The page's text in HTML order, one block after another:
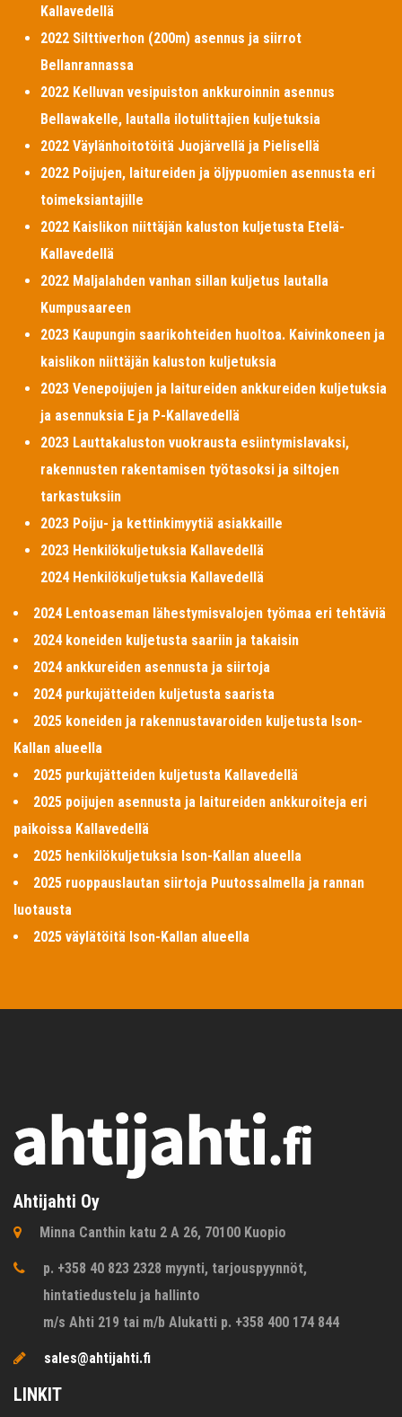
Kallavedellä
2022 Silttiverhon (200m) asennus ja siirrot
Bellanrannassa
2022 Kelluvan vesipuiston ankkuroinnin asennus
Bellawakelle, lautalla ilotulittajien kuljetuksia
2022 Väylänhoitotöitä Juojärvellä ja Pielisellä
2022 Poijujen, laitureiden ja öljypuomien asennusta eri
toimeksiantajille
2022 Kaislikon niittäjän kaluston kuljetusta Etelä-
Kallavedellä
2022 Maljalahden vanhan sillan kuljetus lautalla
Kumpusaareen
2023 Kaupungin saarikohteiden huoltoa. Kaivinkoneen ja
kaislikon niittäjän kaluston kuljetuksia
2023 Venepoijujen ja laitureiden ankkureiden kuljetuksia
ja asennuksia E ja P-Kallavedellä
2023 Lauttakaluston vuokrausta esiintymislavaksi,
rakennusten rakentamisen työtasoksi ja siltojen
tarkastuksiin
2023 Poiju- ja kettinkimyytiä asiakkaille
2023 Henkilökuljetuksia Kallavedellä
2024 Henkilökuljetuksia Kallavedellä
2024 Lentoaseman lähestymisvalojen työmaa eri tehtäviä
2024 koneiden kuljetusta saariin ja takaisin
2024 ankkureiden asennusta ja siirtoja
2024 purkujätteiden kuljetusta saarista
2025 koneiden ja rakennustavaroiden kuljetusta Ison-
Kallan alueella
2025 purkujätteiden kuljetusta Kallavedellä
2025 poijujen asennusta ja laitureiden ankkuroiteja eri
paikoissa Kallavedellä
2025 henkilökuljetuksia Ison-Kallan alueella
2025 ruoppauslautan siirtoja Puutossalmella ja rannan
luotausta
2025 väylätöitä Ison-Kallan alueella
Ahtijahti Oy
Minna Canthin katu 2 A 26, 70100 Kuopio
p. +358 40 823 2328 myynti, tarjouspyynnöt,
hintatiedustelu ja hallinto
m/s Ahti 219 tai m/b Alukatti p. +358 400 174 844
sales@ahtijahti.fi
LINKIT